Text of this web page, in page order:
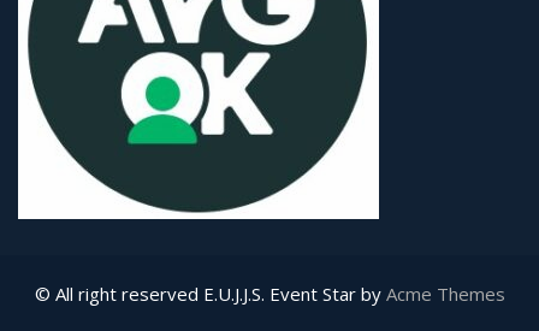
© All right reserved E.U.J.J.S. Event Star by Acme Themes